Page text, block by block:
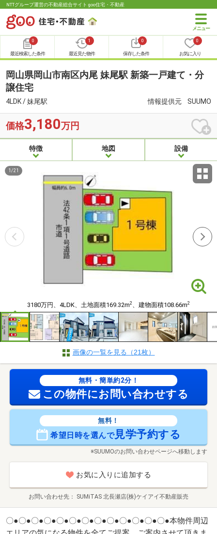
NTTグループ運営の不動産総合サイト goo住宅・不動産
0
最近検索した条件
1
最近見た物件
0
保存した条件
0
お気に入り
岡山県岡山市南区内尾 妹尾駅 新築一戸建て・分
譲住宅
4LDK / 妹尾駅 情報提供元 SUUMO
価格3,180万円
特徴 地図 設備
3180万円、4LDK、土地面積169.32m2、建物面積108.66m2
1 /21
画像の一覧を見る（21枚）
無料・簡単約2分！
この物件にお問い合わせする
無料！
希望日時を選んで見学予約する
※SUUMOのお問い合わせページへ移動します
お気に入りに追加する
お問い合わせ先 SUMiTAS 北長瀬店(株)ケイアイ不動産販売
〇●〇●〇●〇●〇●〇●〇●〇●〇●〇●〇●〇●〇●本物件周辺